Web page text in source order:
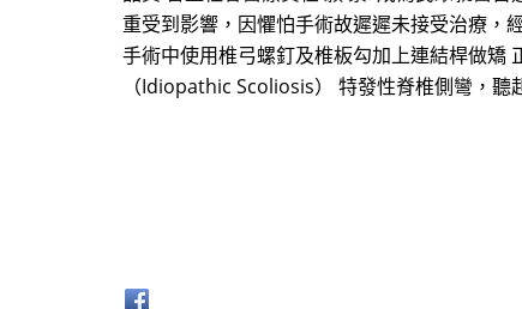
重受到影響，因懼怕手術故遲遲未接受治療，
手術中使用椎弓螺釘及椎板勾加上連結桿做矯
（Idiopathic Scoliosis） 特發性脊椎側彎，聽